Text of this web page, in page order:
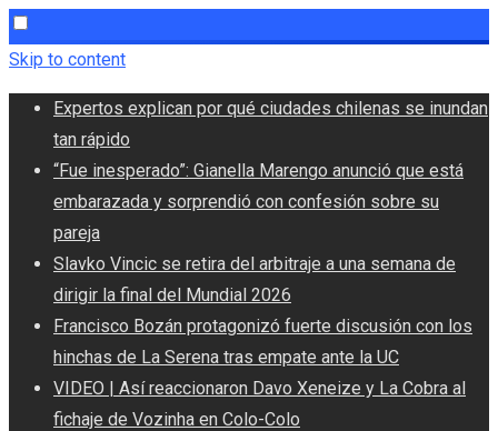
Skip to content
Expertos explican por qué ciudades chilenas se inundan
tan rápido
“Fue inesperado”: Gianella Marengo anunció que está
embarazada y sorprendió con confesión sobre su
pareja
Slavko Vincic se retira del arbitraje a una semana de
dirigir la final del Mundial 2026
Francisco Bozán protagonizó fuerte discusión con los
hinchas de La Serena tras empate ante la UC
VIDEO | Así reaccionaron Davo Xeneize y La Cobra al
fichaje de Vozinha en Colo-Colo